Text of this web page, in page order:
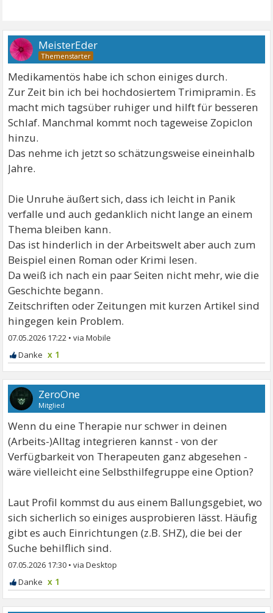
MeisterEder
Medikamentös habe ich schon einiges durch.
Zur Zeit bin ich bei hochdosiertem Trimipramin. Es
macht mich tagsüber ruhiger und hilft für besseren
Schlaf. Manchmal kommt noch tageweise Zopiclon
hinzu.
Das nehme ich jetzt so schätzungsweise eineinhalb
Jahre.
Die Unruhe äußert sich, dass ich leicht in Panik
verfalle und auch gedanklich nicht lange an einem
Thema bleiben kann.
Das ist hinderlich in der Arbeitswelt aber auch zum
Beispiel einen Roman oder Krimi lesen.
Da weiß ich nach ein paar Seiten nicht mehr, wie die
Geschichte begann.
Zeitschriften oder Zeitungen mit kurzen Artikel sind
hingegen kein Problem.
07.05.2026 17:22 •
x 1
ZeroOne
Mitglied
Wenn du eine Therapie nur schwer in deinen
(Arbeits-)Alltag integrieren kannst - von der
Verfügbarkeit von Therapeuten ganz abgesehen -
wäre vielleicht eine Selbsthilfegruppe eine Option?
Laut Profil kommst du aus einem Ballungsgebiet, wo
sich sicherlich so einiges ausprobieren lässt. Häufig
gibt es auch Einrichtungen (z.B. SHZ), die bei der
Suche behilflich sind.
07.05.2026 17:30 •
x 1